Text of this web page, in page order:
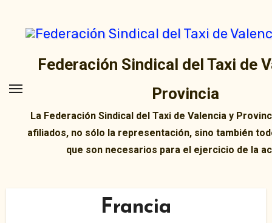
contenido
Federación Sindical del Taxi de
Provincia
La Federación Sindical del Taxi de Valencia y
afiliados, no sólo la representación, sino también
que son necesarios para el ejercicio de la
Francia